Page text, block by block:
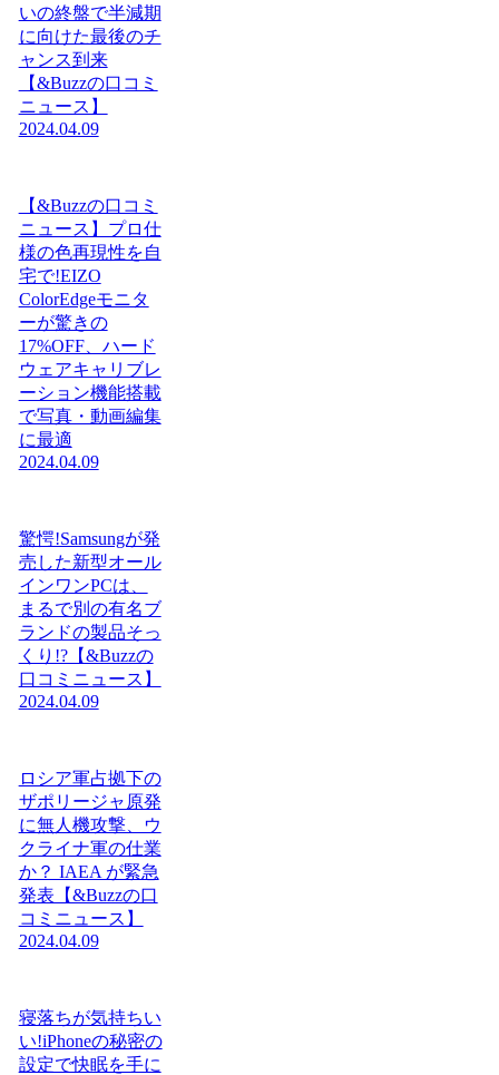
いの終盤で半減期
に向けた最後のチ
ャンス到来
【&Buzzの口コミ
ニュース】
2024.04.09
【&Buzzの口コミ
ニュース】プロ仕
様の色再現性を自
宅で!EIZO
ColorEdgeモニタ
ーが驚きの
17%OFF、ハード
ウェアキャリブレ
ーション機能搭載
で写真・動画編集
に最適
2024.04.09
驚愕!Samsungが発
売した新型オール
インワンPCは、
まるで別の有名ブ
ランドの製品そっ
くり!?【&Buzzの
口コミニュース】
2024.04.09
ロシア軍占拠下の
ザポリージャ原発
に無人機攻撃、ウ
クライナ軍の仕業
か？ IAEA が緊急
発表【&Buzzの口
コミニュース】
2024.04.09
寝落ちが気持ちい
い!iPhoneの秘密の
設定で快眠を手に